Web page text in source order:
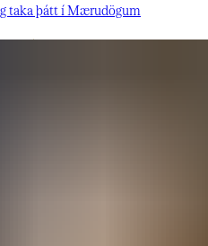
taka þátt í Mærudögum